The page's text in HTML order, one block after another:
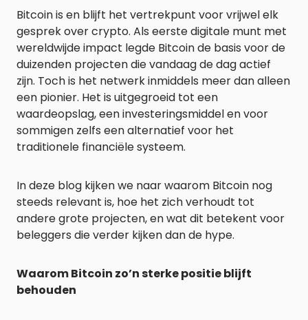
Bitcoin is en blijft het vertrekpunt voor vrijwel elk
gesprek over crypto. Als eerste digitale munt met
wereldwijde impact legde Bitcoin de basis voor de
duizenden projecten die vandaag de dag actief
zijn. Toch is het netwerk inmiddels meer dan alleen
een pionier. Het is uitgegroeid tot een
waardeopslag, een investeringsmiddel en voor
sommigen zelfs een alternatief voor het
traditionele financiële systeem.
In deze blog kijken we naar waarom Bitcoin nog
steeds relevant is, hoe het zich verhoudt tot
andere grote projecten, en wat dit betekent voor
beleggers die verder kijken dan de hype.
Waarom Bitcoin zo’n sterke positie blijft
behouden